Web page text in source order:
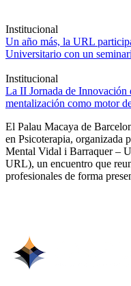
Institucional
Un año más, la URL
Universitario con un
Institucional
La II Jornada de Innovación
mentalización como motor
El Palau Macaya de
en Psicoterapia, organizada
Mental Vidal i Barraquer –
URL), un encuentro que
profesionales de forma